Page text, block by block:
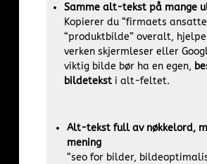
Samme alt-tekst på mange
Kopierer du “firmaets
“produktbilde” overalt,
verken skjermleser eller
viktig bilde bør ha en egen,
bildetekst i alt-feltet.
Alt-tekst full av nøkkelord,
mening
“seo for bilder,